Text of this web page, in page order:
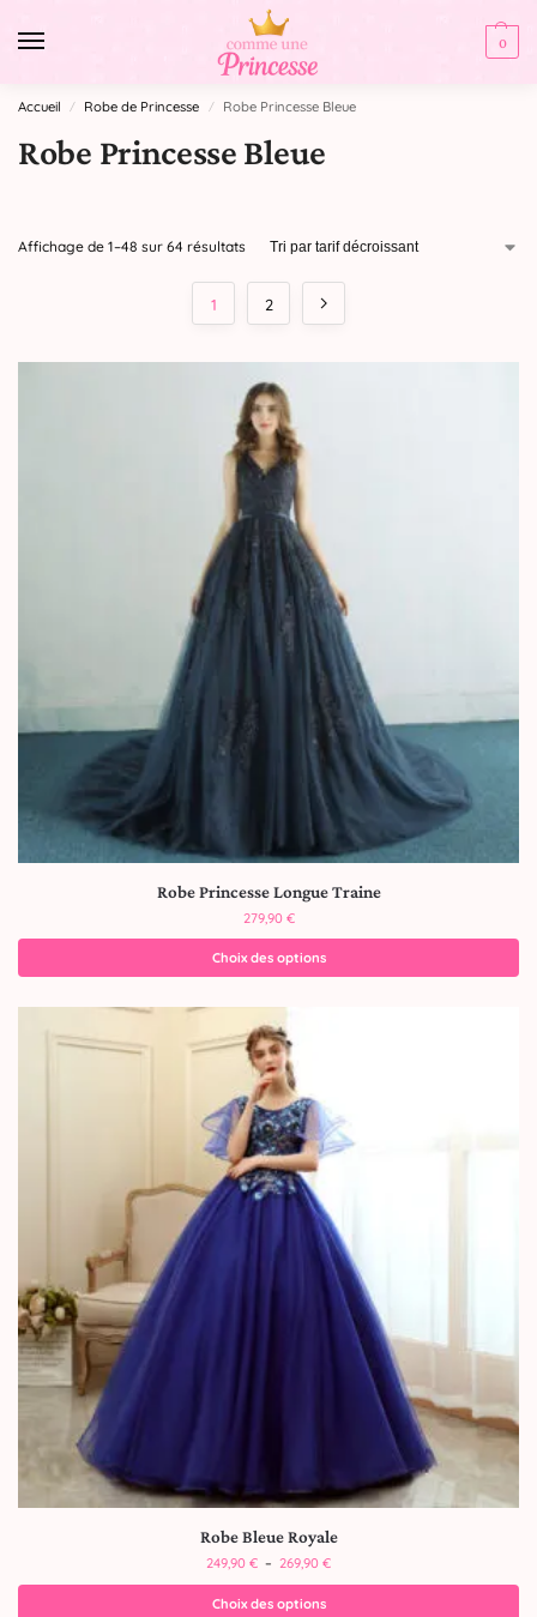
0
Accueil / Robe de Princesse / Robe Princesse Bleue
Robe Princesse Bleue
Affichage de 1–48 sur 64 résultats
1 2
Robe Princesse Longue Traine
279,90 €
Choix des options
Robe Bleue Royale
249,90 € – 269,90 €
Choix des options